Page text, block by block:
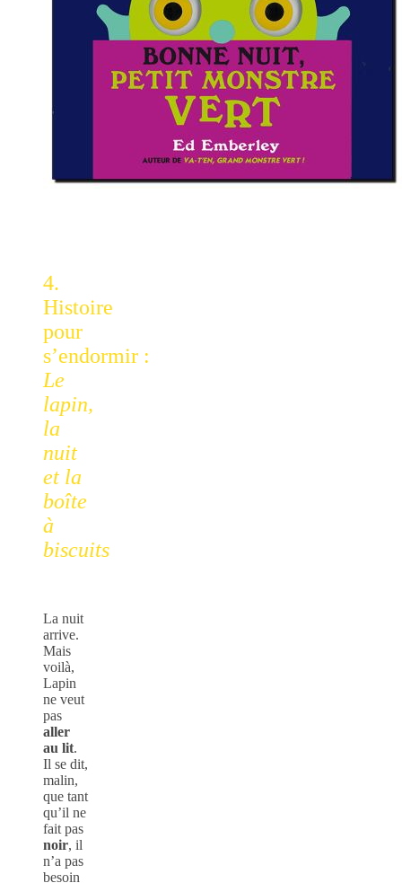
4.
Histoire
pour
s’endormir :
Le
lapin,
la
nuit
et la
boîte
à
biscuits
La nuit
arrive.
Mais
voilà,
Lapin
ne veut
pas
aller
au lit.
Il se dit,
malin,
que tant
qu’il ne
fait pas
noir, il
n’a pas
besoin